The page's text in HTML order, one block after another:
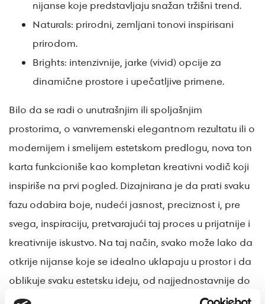
nijanse koje predstavljaju snažan tržišni trend.
Naturals: prirodni, zemljani tonovi inspirisani
prirodom.
Brights: intenzivnije, jarke (vivid) opcije za
dinamične prostore i upečatljive primene.
Bilo da se radi o unutrašnjim ili spoljašnjim
prostorima, o vanvremenski elegantnom rezultatu ili o
modernijem i smelijem estetskom predlogu, nova ton
karta funkcioniše kao kompletan kreativni vodič koji
inspiriše na prvi pogled. Dizajnirana je da prati svaku
fazu odabira boje, nudeći jasnost, preciznost i, pre
svega, inspiraciju, pretvarajući taj proces u prijatnije i
kreativnije iskustvo. Na taj način, svako može lako da
otkrije nijanse koje se idealno uklapaju u prostor i da
oblikuje svaku estetsku ideju, od najjednostavnije do
najizražajnije.